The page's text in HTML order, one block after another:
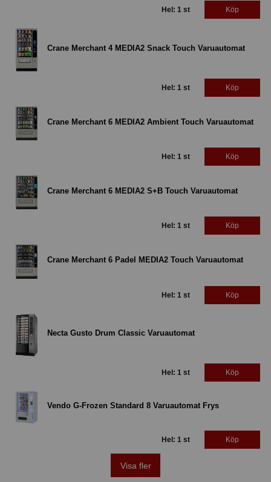
Hel: 1 st Köp
Crane Merchant 4 MEDIA2 Snack Touch Varuautomat
Hel: 1 st Köp
Crane Merchant 6 MEDIA2 Ambient Touch Varuautomat
Hel: 1 st Köp
Crane Merchant 6 MEDIA2 S+B Touch Varuautomat
Hel: 1 st Köp
Crane Merchant 6 Padel MEDIA2 Touch Varuautomat
Hel: 1 st Köp
Necta Gusto Drum Classic Varuautomat
Hel: 1 st Köp
Vendo G-Frozen Standard 8 Varuautomat Frys
Hel: 1 st Köp
Visa fler